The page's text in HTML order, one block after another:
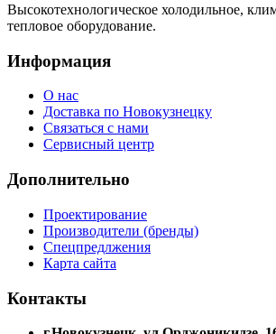
Высокотехнологическое холодильное,
тепловое оборудование.
Информация
О нас
Доставка по Новокузнецку
Связаться с нами
Сервисный центр
Дополнительно
Проектирование
Производители (бренды)
Спецпредлжения
Карта сайта
Контакты